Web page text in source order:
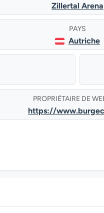
Zillertal Arena
PAYS
Autriche
PROPRIÉTAIRE DE
https://